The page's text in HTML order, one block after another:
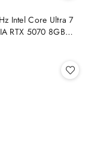
Intel Core Ultra 7
RTX 5070 8GB